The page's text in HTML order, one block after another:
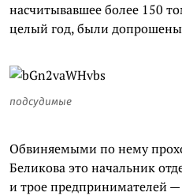
насчитывавшее более 150
целый год, были допрошены
подсудимые
Обвиняемыми по нему
Беликова это начальник
и трое предпринимателей